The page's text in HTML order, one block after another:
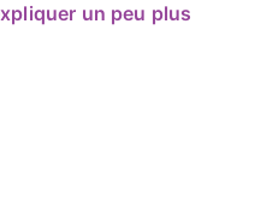
un peu plus